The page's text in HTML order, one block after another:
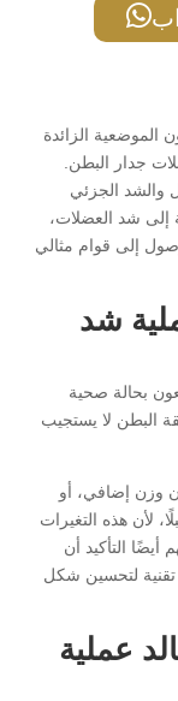

الموضعية الزائدة
جدار البطن.
والشد الجزئي
إلى شد العضلات،
إلى قوام مثالي
شد
بحالة صحية
البطن لا يستجيب
وزن إضافي، أو
لأن هذه التغيرات
أيضًا التأكيد أن
لتحسين شكل
عملية